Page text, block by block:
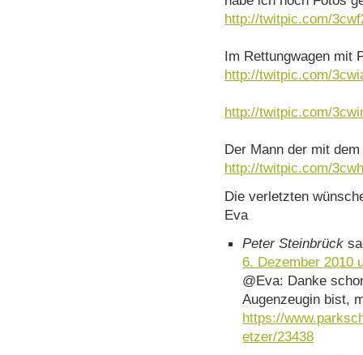
http://twitpic.com/
Im Rettungwagen mit
http://twitpic.com/
http://twitpic.com/
Der Mann der mit
http://twitpic.com/
Die verletzten
Eva
Peter Steinbrück
6. Dezember 2010
@Eva: Danke
Augenzeugin bist,
https://
etzer/23438